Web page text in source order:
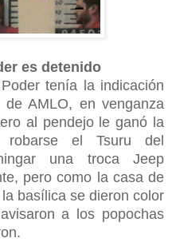
es detenido
tenía la indicación
AMLO, en venganza
al pendejo le ganó la
el Tsuru del
una troca Jeep
pero como la casa de
basílica se dieron color
a los popochas